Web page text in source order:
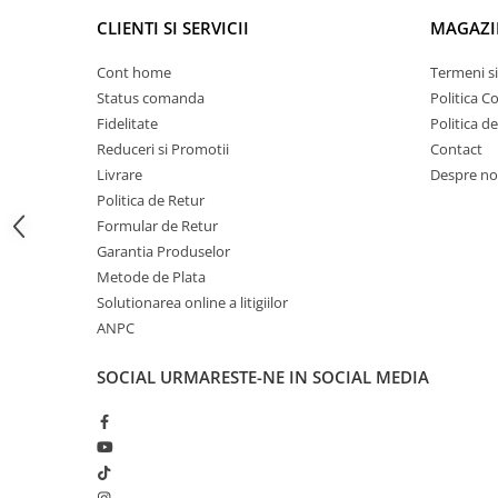
Proiectoare Full LED
Proiectoare Halogen plus LED
Dispozitive Avertizare
Accesorii Goarne Pneumatice
Autocolante reflectorizante si
fluorescente
Avertizare sonora
Claxoane Auto si Semnale Electrice
de Avertizare
Goarne si trompete cu aer
Goarne / Trompete Pneumatice
Kituri Instalare Goarne
Pneumatice
CLIENTI SI SERVICII
Cont home
Status comanda
Fidelitate
Reduceri si Promotii
Livrare
Politica de Retur
Formular de Retur
Garantia Produselor
Metode de Plata
Solutionarea online a litigiilor
ANPC
Termeni
Politica
Politica
Contact
Despre
SOCIAL URMARESTE-NE IN SOCIAL MEDIA